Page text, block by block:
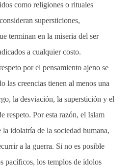
como religiones o rituales
supersticiones,
terminan en la miseria del ser
a cualquier costo.
por el pensamiento ajeno se
las creencias tienen al menos una
la desviación, la superstición y el
respeto. Por esta razón, el Islam
idolatría de la sociedad humana,
a la guerra. Si no es posible
pacíficos, los templos de ídolos